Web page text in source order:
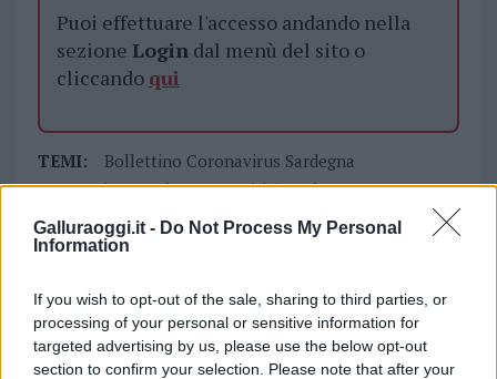
Galluraoggi.it - Do Not Process My Personal
Information
If you wish to opt-out of the sale, sharing to third parties, or
processing of your personal or sensitive information for
targeted advertising by us, please use the below opt-out
section to confirm your selection. Please note that after your
Puoi effettuare l'accesso andando nella
sezione Logindal menù del sito o
cliccando qui
TEMI:
Bollettino Coronavirus Sardegna
Coronavirus Sardegna
Positivi Sardegna
Notizie in tempo reale?
GalluraOggi.it